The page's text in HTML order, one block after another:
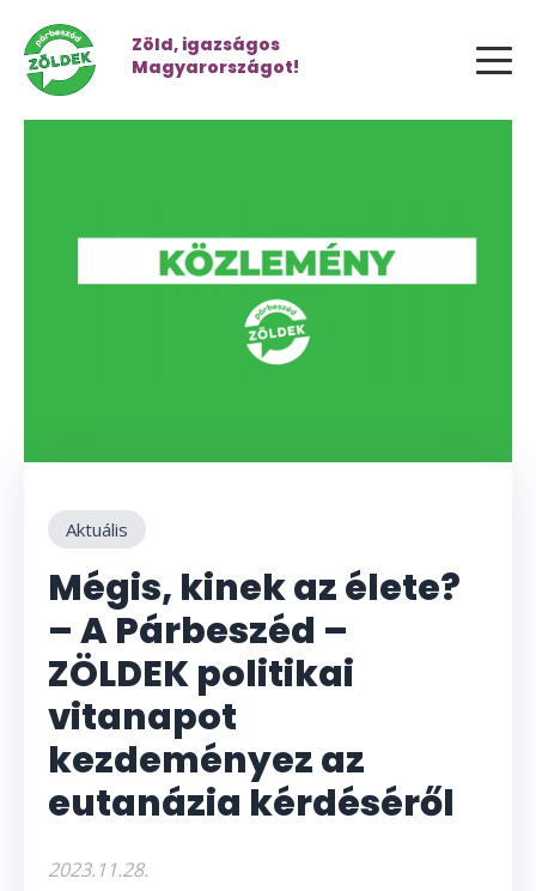
Zöld, igazságos
Magyarországot!
Aktuális
Mégis, kinek az élete?
– A Párbeszéd –
ZÖLDEK politikai
vitanapot
kezdeményez az
eutanázia kérdéséről
2023.11.28.